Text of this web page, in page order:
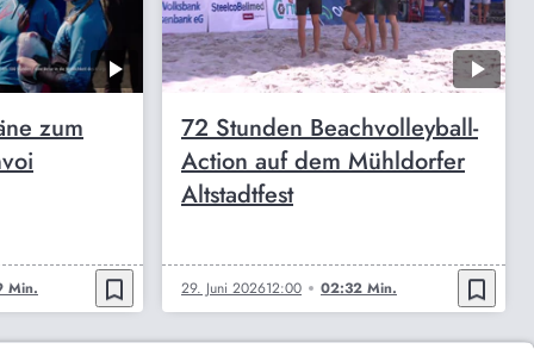
zum
Min. bookmark_border
72 Stunden Beachvolleyball-
Action auf dem Mühldorfer
Altstadtfest
29. Juni 202612:00 02:32 Min. bookmark_border